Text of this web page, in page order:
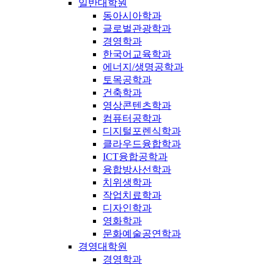
일반대학원
동아시아학과
글로벌관광학과
경영학과
한국어교육학과
에너지/생명공학과
토목공학과
건축학과
영상콘텐츠학과
컴퓨터공학과
디지털포렌식학과
클라우드융합학과
ICT융합공학과
융합방사선학과
치위생학과
작업치료학과
디자인학과
영화학과
문화예술공연학과
경영대학원
경영학과